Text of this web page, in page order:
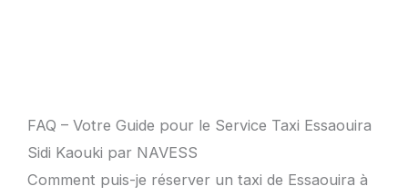
FAQ – Votre Guide pour le Service Taxi Essaouira
Sidi Kaouki par NAVESS
Comment puis-je réserver un taxi de Essaouira à